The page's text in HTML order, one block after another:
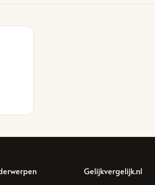
Gelijkvergelijk.nl